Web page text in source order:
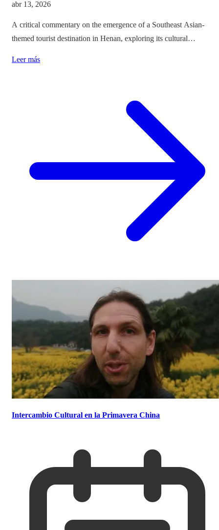
abr 13, 2026
A critical commentary on the emergence of a Southeast Asian-
themed tourist destination in Henan, exploring its cultural
Leer más
Intercambio Cultural en la Primavera China